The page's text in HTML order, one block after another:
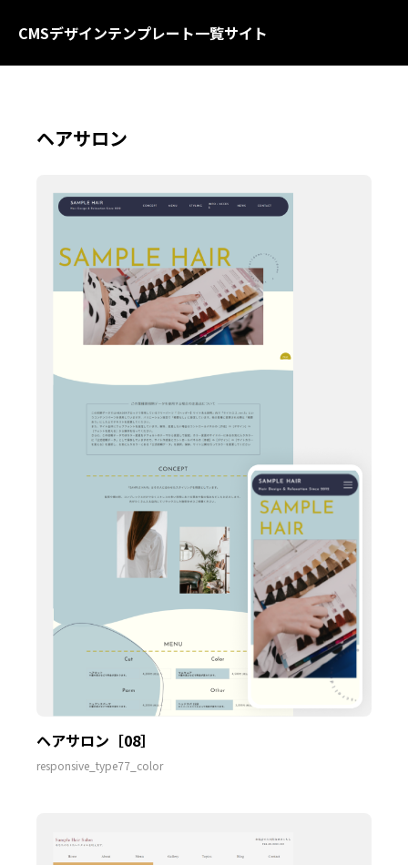
CMSデザインテンプレート一覧サイト
ヘアサロン
ヘアサロン［08］
responsive_type77_color